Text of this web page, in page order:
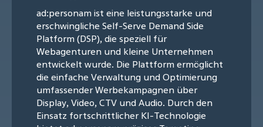
ad:personam ist eine leistungsstarke und
erschwingliche Self-Serve Demand Side
Platform (DSP), die speziell für
Webagenturen und kleine Unternehmen
entwickelt wurde. Die Plattform ermöglicht
die einfache Verwaltung und Optimierung
umfassender Werbekampagnen über
Display, Video, CTV und Audio. Durch den
Einsatz fortschrittlicher KI-Technologie